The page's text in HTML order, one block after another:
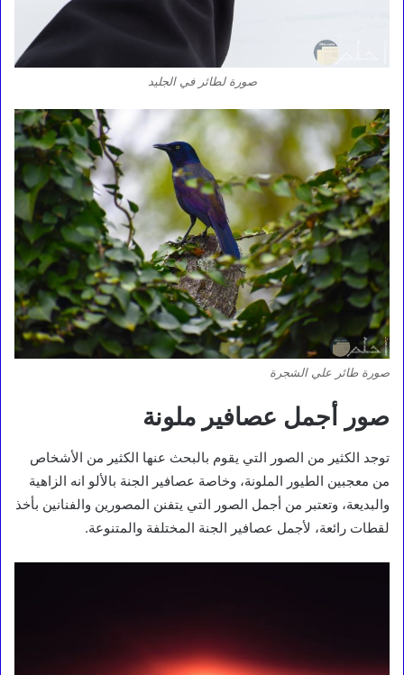
صورة لطائر في الجليد
صورة طائر علي الشجرة
صور أجمل عصافير ملونة
توجد الكثير من الصور التي يقوم بالبحث عنها الكثير من الأشخاص
من معجبين الطيور الملونة، وخاصة عصافير الجنة بالألو انه الزاهية
والبديعة، وتعتبر من أجمل الصور التي يتفنن المصورين والفنانين بأخذ
لقطات رائعة، لأجمل عصافير الجنة المختلفة والمتنوعة.